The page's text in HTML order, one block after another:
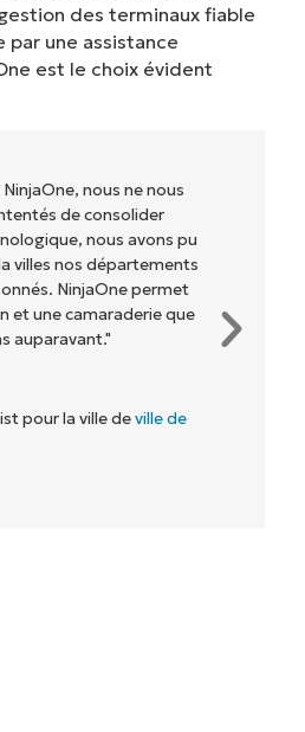
des terminaux fiable
une assistance
est le choix évident
à notre entreprise (ainsi
et opérateurs avec
d'être plus
le monde y gagne."
chezFlash